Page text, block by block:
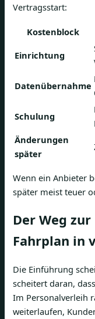
Vertragsstart:
Kostenblock
Einrichtung
Datenübernahme
Schulung
Änderungen
später
Wenn ein Anbieter
später meist teuer
Der Weg
Fahrplan in
Die Einführung
scheitert daran,
Im Personalverleih
weiterlaufen,